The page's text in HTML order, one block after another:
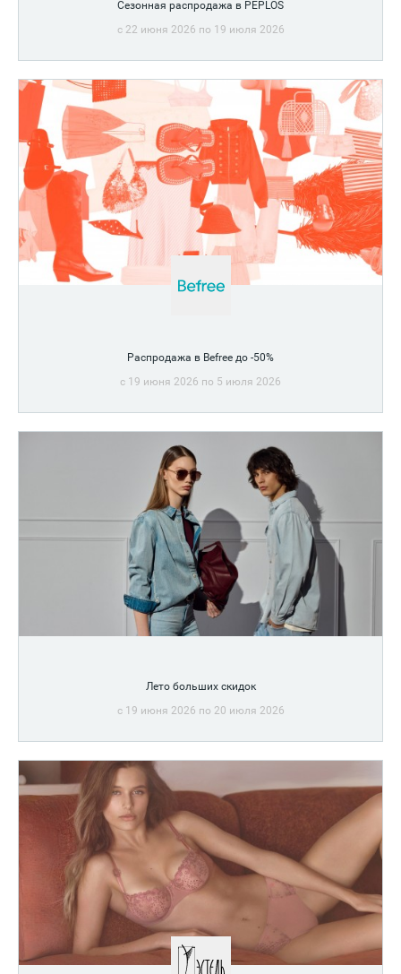
Сезонная распродажа в PEPLOS
c 22 июня 2026 по 19 июля 2026
Распродажа в Befree до -50%
c 19 июня 2026 по 5 июля 2026
Лето больших скидок
c 19 июня 2026 по 20 июля 2026